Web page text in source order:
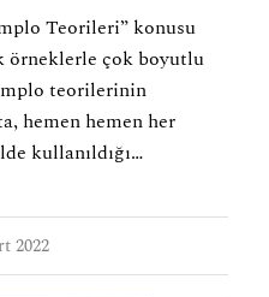
Teorileri” konusu
örneklerle çok boyutlu
teorilerinin
hemen hemen her
kullanıldığı…
2022